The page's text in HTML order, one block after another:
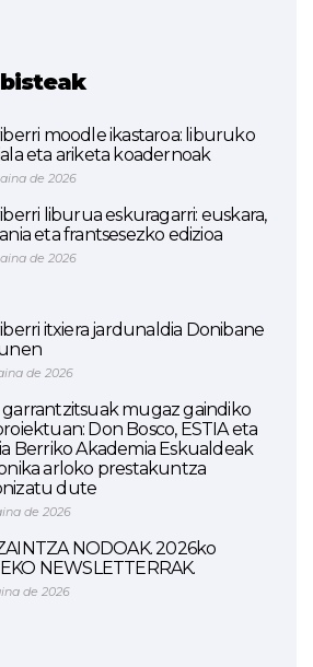
moodle ikastaroa: liburuko
eta ariketa koadernoak
de 2026
liburua eskuragarri: euskara,
eta frantsesezko edizioa
de 2026
itxiera jardunaldia Donibane
de 2026
garrantzitsuak mugaz gaindiko
Don Bosco, ESTIA eta
Berriko Akademia Eskualdeak
arloko prestakuntza
dute
de 2026
NODOAK. 2026ko
NEWSLETTERRAK.
de 2026